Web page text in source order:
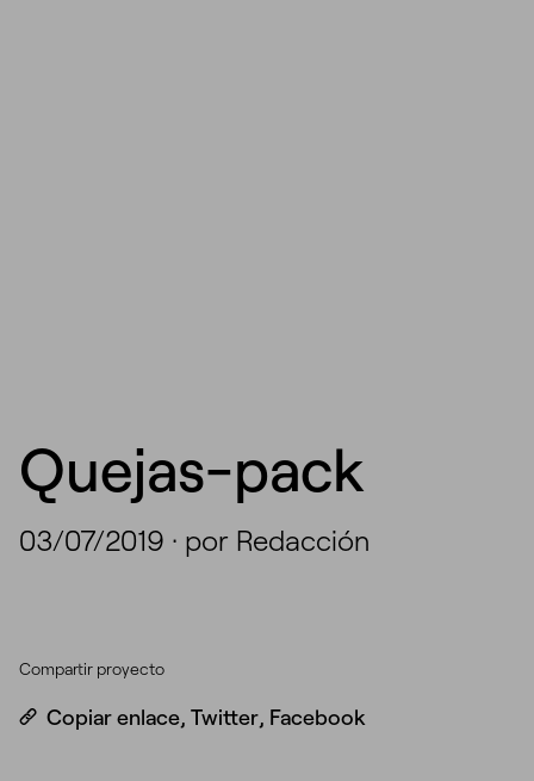
Quejas-pack
03/07/2019 · por Redacción
Compartir proyecto
Copiar enlace, Twitter, Facebook